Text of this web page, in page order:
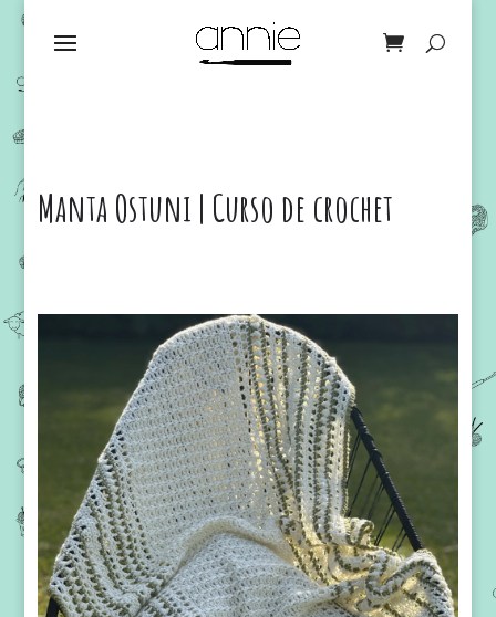
Manta Ostuni | Curso de crochet